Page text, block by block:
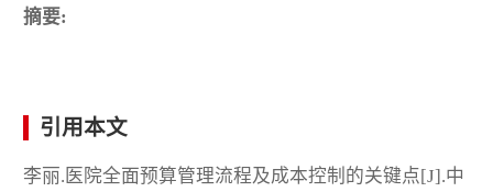
摘要:
引用本文
李丽.医院全面预算管理流程及成本控制的关键点[J].中